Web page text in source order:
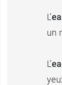
L’
un
L’